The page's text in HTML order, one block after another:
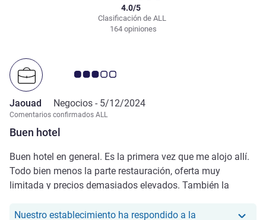
Clasificación de ALL
4.0/5
164 opiniones
Buen hotel
Nota de clientes de Avis 3.0/5
Jaouad Negocios - 5/12/2024
Comentarios confirmados ALL
Buen hotel en general. Es la primera vez que me alojo allí.
Todo bien menos la parte restauración, oferta muy
limitada y precios demasiados elevados. También la
hotel parece que ha sido renovado recientemente, todo
Nuestro establecimiento ha respondido a la